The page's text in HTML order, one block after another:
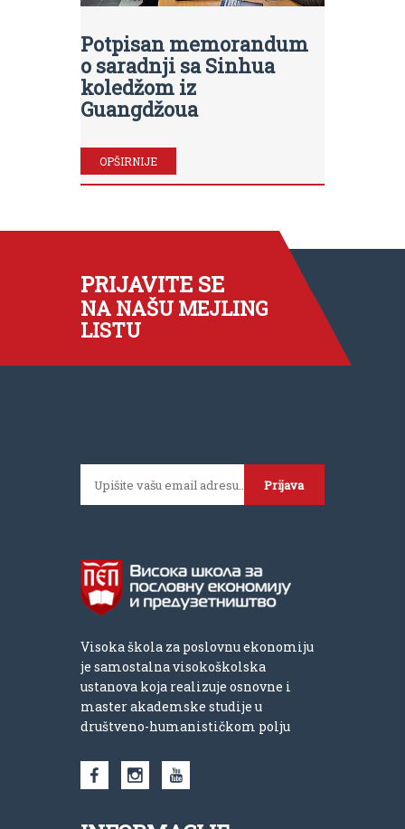
Potpisan memorandum
o saradnji sa Sinhua
koledžom iz
Guangdžoua
OPŠIRNIJE
PRIJAVITE SE
NA NAŠU MEJLING
LISTU
Prijava
Visoka škola za poslovnu ekonomiju
je samostalna visokoškolska
ustanova koja realizuje osnovne i
master akademske studije u
društveno-humanističkom polju